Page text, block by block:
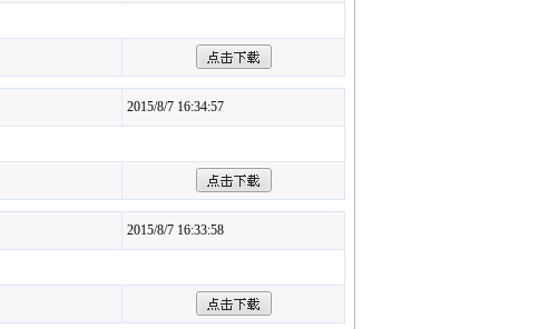
2015/8/7 16:34:57
2015/8/7 16:33:58